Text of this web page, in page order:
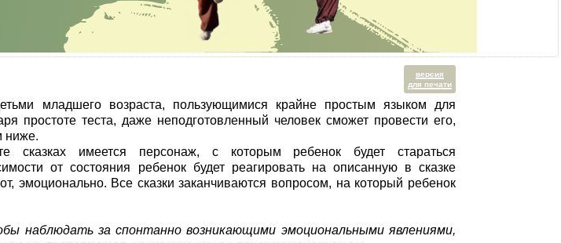
версия
для печати
младшего возраста, пользующимися крайне простым языком для
простоте теста, даже неподготовленный человек сможет провести его,
ниже.
сказках имеется персонаж, с которым ребенок будет стараться
от состояния ребенок будет реагировать на описанную в сказке
эмоционально. Все сказки заканчиваются вопросом, на который ребенок
наблюдать за спонтанно возникающими эмоциональными явлениями,